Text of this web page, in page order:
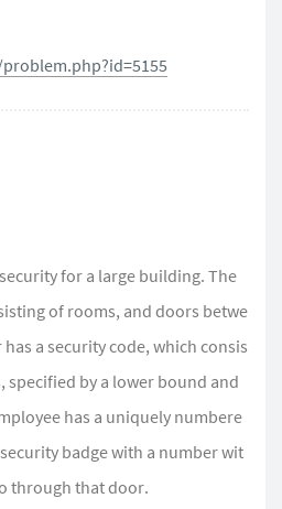
for a large building. The
of rooms, and doors betwe
a security code, which consis
specified by a lower bound and
has a uniquely numbere
badge with a number wit
through that door.